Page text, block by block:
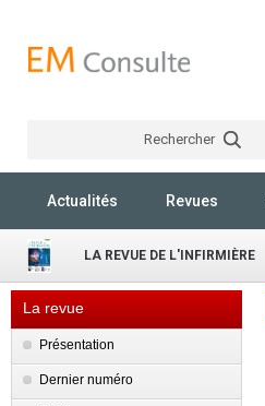
Rechercher
Actualités Revues
LA REVUE DE L'INFIRMIÈRE
La revue
Présentation
Dernier numéro